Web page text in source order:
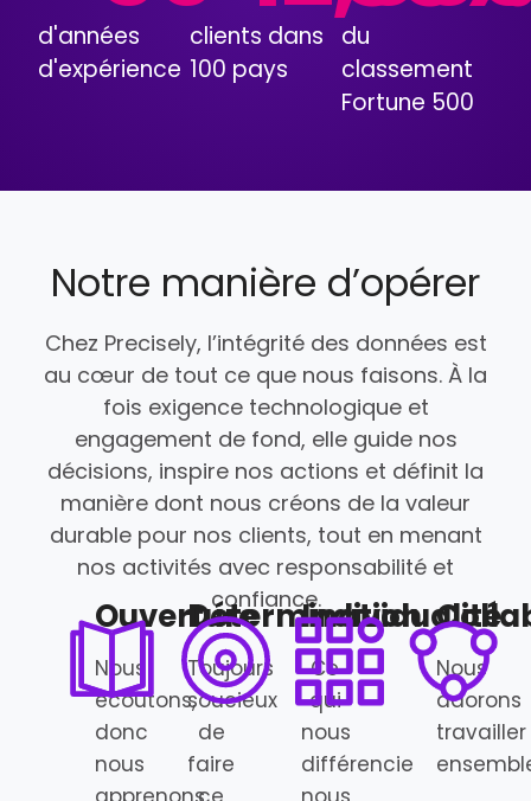
d'années
d'expérience
clients dans
100 pays
du
classement
Fortune 500
Notre manière d’opérer
Chez Precisely, l’intégrité des données est
au cœur de tout ce que nous faisons. À la
fois exigence technologique et
engagement de fond, elle guide nos
décisions, inspire nos actions et définit la
manière dont nous créons de la valeur
durable pour nos clients, tout en menant
nos activités avec responsabilité et
confiance.
Ouverture
Nous
écoutons,
donc
nous
Détermination
Toujours
soucieux
de
faire
Individualité
Ce
qui
nous
différencie
Nous
adorons
travailler